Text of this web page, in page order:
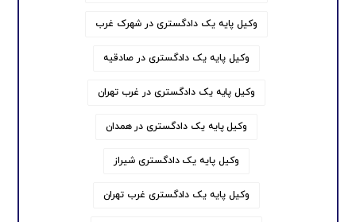
وکیل پایه یک دادگستری در شهرک غرب
وکیل پایه یک دادگستری در صادقیه
وکیل پایه یک دادگستری در غرب تهران
وکیل پایه یک دادگستری در همدان
وکیل پایه یک دادگستری شیراز
وکیل پایه یک دادگستری غرب تهران